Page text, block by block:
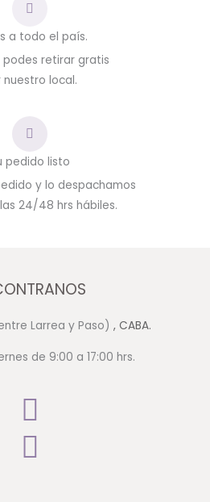
a todo el país.
podes retirar gratis
nuestro local.
pedido listo
y lo despachamos
24/48 hrs hábiles.
Larrea y Paso) , CABA.
de 9:00 a 17:00 hrs.